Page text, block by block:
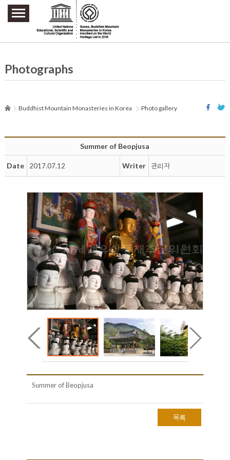
주요메뉴 바로가기
본문 바로가기
하단메뉴 바로가기
Photographs
Buddhist Mountain Monasteries in Korea Photo gallery
Summer of Beopjusa
Date 2017.07.12 Writer 관리자
Summer of Beopjusa
목록